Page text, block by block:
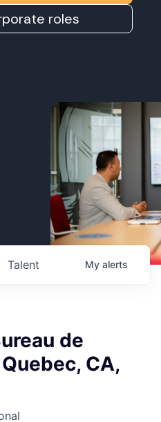
roles
Talent My alerts
de
CA,